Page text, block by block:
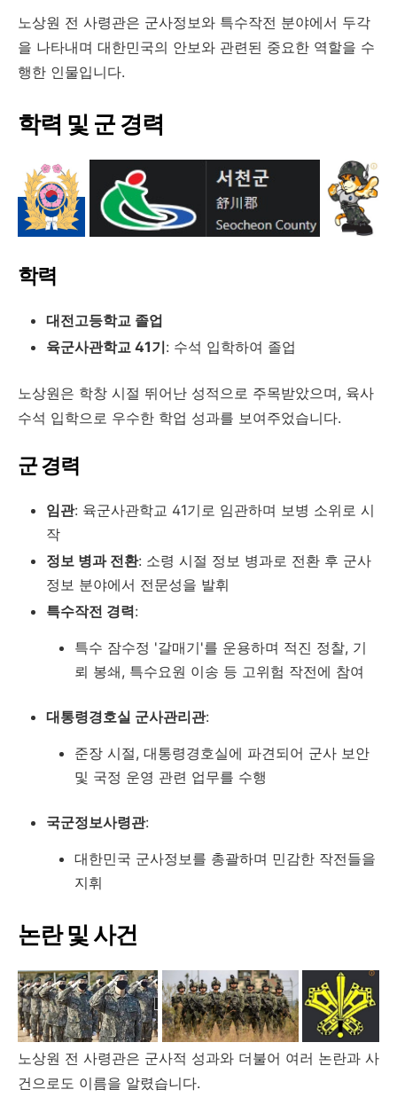
노상원 전 사령관은 군사정보와 특수작전 분야에서 두각
을 나타내며 대한민국의 안보와 관련된 중요한 역할을 수
행한 인물입니다.
학력 및 군 경력
학력
대전고등학교 졸업
육군사관학교 41기: 수석 입학하여 졸업
노상원은 학창 시절 뛰어난 성적으로 주목받았으며, 육사
수석 입학으로 우수한 학업 성과를 보여주었습니다.
군 경력
임관: 육군사관학교 41기로 임관하며 보병 소위로 시
작
정보 병과 전환: 소령 시절 정보 병과로 전환 후 군사
정보 분야에서 전문성을 발휘
특수작전 경력:
특수 잠수정 '갈매기'를 운용하며 적진 정찰, 기
뢰 봉쇄, 특수요원 이송 등 고위험 작전에 참여
대통령경호실 군사관리관:
준장 시절, 대통령경호실에 파견되어 군사 보안
및 국정 운영 관련 업무를 수행
국군정보사령관:
대한민국 군사정보를 총괄하며 민감한 작전들을
지휘
논란 및 사건
노상원 전 사령관은 군사적 성과와 더불어 여러 논란과 사
건으로도 이름을 알렸습니다.